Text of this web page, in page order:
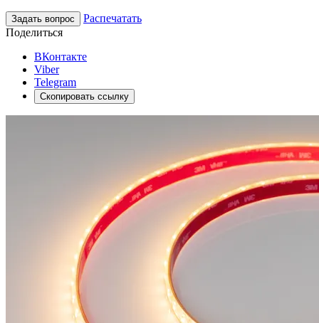
Задать вопрос
Распечатать
Поделиться
ВКонтакте
Viber
Telegram
Скопировать ссылку